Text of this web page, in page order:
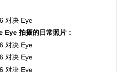
Eye 拍摄的日常照片：